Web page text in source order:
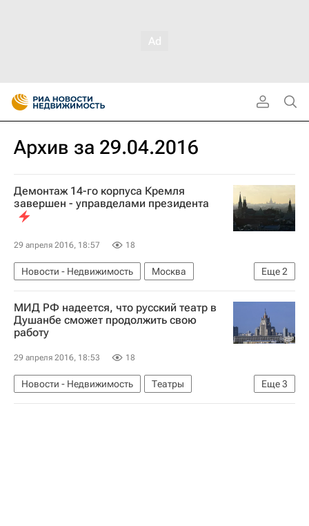
Архив за 29.04.2016
Демонтаж 14-го корпуса Кремля
завершен - управделами президента
29 апреля 2016, 18:57 18
Еще2
Новости - Недвижимость
Москва
Управделами президента
Россия
МИД РФ надеется, что русский театр в
Душанбе сможет продолжить свою
работу
29 апреля 2016, 18:53 18
Еще3
Новости - Недвижимость
Театры
Таджикистан
Душанбе Россия